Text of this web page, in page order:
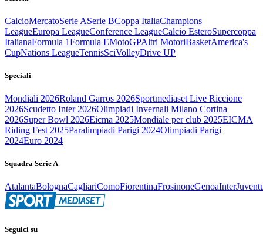
CalcioMercatoSerie ASerie BCoppa ItaliaChampions
LeagueEuropa LeagueConference LeagueCalcio EsteroSupercoppa
ItalianaFormula 1Formula EMotoGPAltri MotoriBasketAmerica's
CupNations LeagueTennisSciVolleyDrive UP
Speciali
Mondiali 2026Roland Garros 2026Sportmediaset Live Riccione
2026Scudetto Inter 2026Olimpiadi Invernali Milano Cortina
2026Super Bowl 2026Eicma 2025Mondiale per club 2025EICMA
Riding Fest 2025Paralimpiadi Parigi 2024Olimpiadi Parigi
2024Euro 2024
Squadra Serie A
AtalantaBolognaCagliariComoFiorentinaFrosinoneGenoaInter
Seguici su